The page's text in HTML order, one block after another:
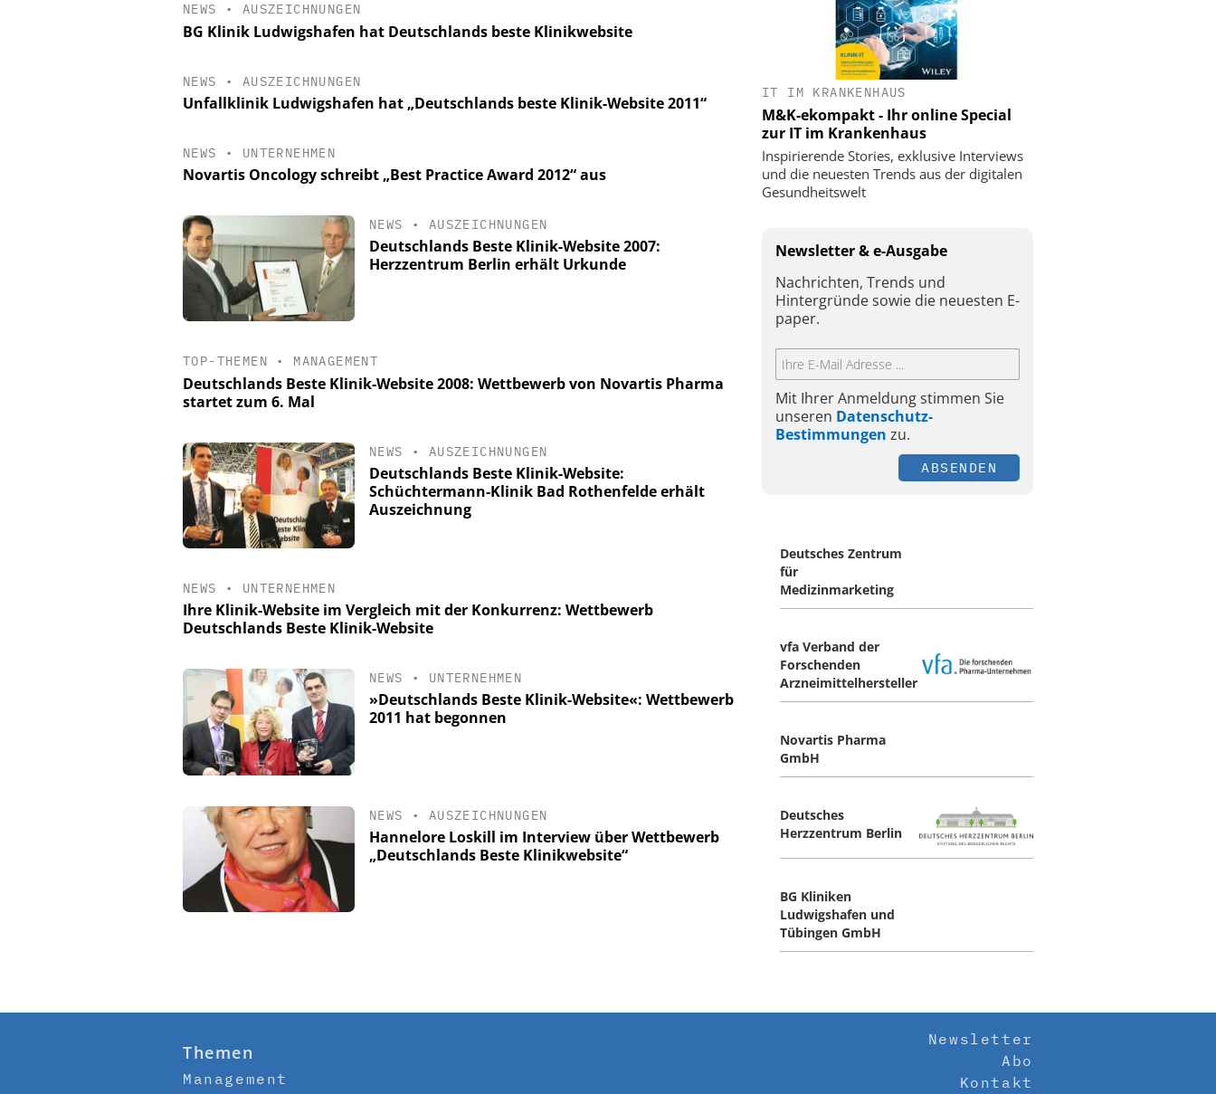
NEWS • AUSZEICHNUNGEN
BG Klinik Ludwigshafen hat Deutschlands beste Klinikwebsite
NEWS • AUSZEICHNUNGEN
Unfallklinik Ludwigshafen hat „Deutschlands beste Klinik-Website 2011“
NEWS • UNTERNEHMEN
Novartis Oncology schreibt „Best Practice Award 2012“ aus
NEWS • AUSZEICHNUNGEN
Deutschlands Beste Klinik-Website 2007:
Herzzentrum Berlin erhält Urkunde
TOP-THEMEN • MANAGEMENT
Deutschlands Beste Klinik-Website 2008: Wettbewerb von Novartis Pharma
startet zum 6. Mal
NEWS • AUSZEICHNUNGEN
Deutschlands Beste Klinik-Website:
Schüchtermann-Klinik Bad Rothenfelde erhält
Auszeichnung
NEWS • UNTERNEHMEN
Ihre Klinik-Website im Vergleich mit der Konkurrenz: Wettbewerb
Deutschlands Beste Klinik-Website
NEWS • UNTERNEHMEN
»Deutschlands Beste Klinik-Website«: Wettbewerb
2011 hat begonnen
NEWS • AUSZEICHNUNGEN
Hannelore Loskill im Interview über Wettbewerb
„Deutschlands Beste Klinikwebsite“
IT IM KRANKENHAUS
M&K-ekompakt - Ihr online Special
zur IT im Krankenhaus
Inspirierende Stories, exklusive Interviews
und die neuesten Trends aus der digitalen
Gesundheitswelt
Newsletter & e-Ausgabe
Nachrichten, Trends und
Hintergründe sowie die neuesten E-
paper.
Mit Ihrer Anmeldung stimmen Sie
unseren Datenschutz-
Bestimmungen zu.
ABSENDEN
Deutsches Zentrum
für
Medizinmarketing
vfa Verband der
Forschenden
Arzneimittelhersteller
Novartis Pharma
GmbH
Deutsches
Herzzentrum Berlin
BG Kliniken
Ludwigshafen und
Tübingen GmbH
Themen
Management
Newsletter
Abo
Kontakt